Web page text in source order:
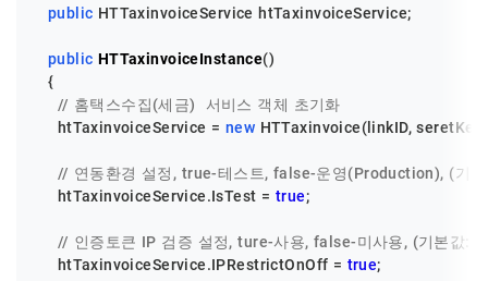
public HTTaxinvoiceService htTaxinvoiceService;
public HTTaxinvoiceInstance()
  {
// 홈택스수집(세금)  서비스 객체 초기화
    htTaxinvoiceService =
new HTTaxinvoice(linkID,
// 연동환경 설정, true-테스트, false-운영(Production), (기
    htTaxinvoiceService.IsTest =
true;
// 인증토큰 IP 검증 설정, ture-사용, false-미사용, (기본값:
    htTaxinvoiceService.IPRestrictOnOff =
true;